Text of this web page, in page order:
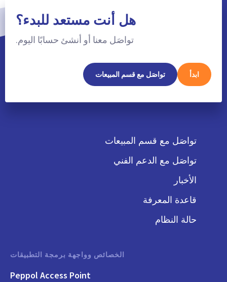
هل أنت مستعد للبدء؟
تواصَل معنا أو أنشئ حسابًا اليوم.
ابدأ تواصَل مع قسم المبيعات
تواصَل مع قسم المبيعات
تواصَل مع الدعم الفني
الأخبار
قاعدة المعرفة
حالة النظام
الخصائص وواجهة برمجة التطبيقات
Peppol Access Point